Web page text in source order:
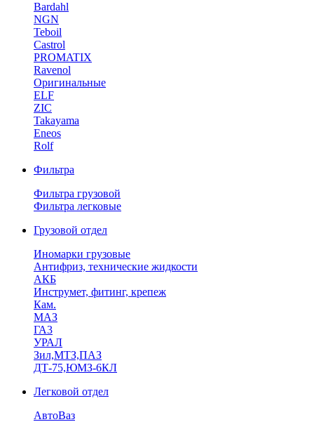
Bardahl
NGN
Teboil
Castrol
PROMATIX
Ravenol
Оригинальные
ELF
ZIC
Takayama
Eneos
Rolf
Фильтра
Фильтра грузовой
Фильтра легковые
Грузовой отдел
Иномарки грузовые
Антифриз, технические жидкости
АКБ
Инструмет, фитинг, крепеж
Кам.
МАЗ
ГА3
УРАЛ
Зил,МТЗ,ПАЗ
ДТ-75,ЮМЗ-6КЛ
Легковой отдел
АвтоВаз